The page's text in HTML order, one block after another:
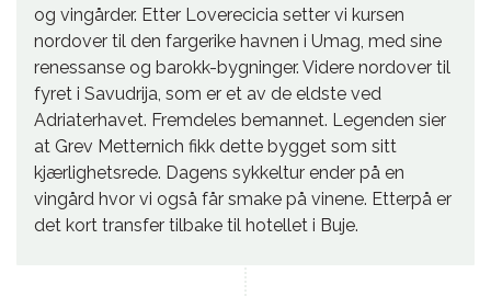
og vingårder. Etter Loverecicia setter vi kursen
nordover til den fargerike havnen i Umag, med sine
renessanse og barokk-bygninger. Videre nordover til
fyret i Savudrija, som er et av de eldste ved
Adriaterhavet. Fremdeles bemannet. Legenden sier
at Grev Metternich fikk dette bygget som sitt
kjærlighetsrede. Dagens sykkeltur ender på en
vingård hvor vi også får smake på vinene. Etterpå er
det kort transfer tilbake til hotellet i Buje.